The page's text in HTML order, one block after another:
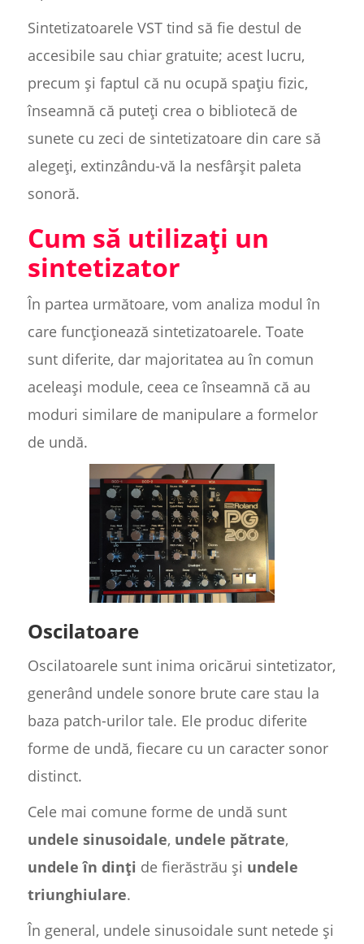
Sintetizatoarele VST tind să fie destul de
accesibile sau chiar gratuite; acest lucru,
precum și faptul că nu ocupă spațiu fizic,
înseamnă că puteți crea o bibliotecă de
sunete cu zeci de sintetizatoare din care să
alegeți, extinzându-vă la nesfârșit paleta
sonoră.
Cum să utilizați un
sintetizator
În partea următoare, vom analiza modul în
care funcționează sintetizatoarele. Toate
sunt diferite, dar majoritatea au în comun
aceleași module, ceea ce înseamnă că au
moduri similare de manipulare a formelor
de undă.
Oscilatoare
Oscilatoarele sunt inima oricărui sintetizator,
generând undele sonore brute care stau la
baza patch-urilor tale. Ele produc diferite
forme de undă, fiecare cu un caracter sonor
distinct.
Cele mai comune forme de undă sunt
undele sinusoidale, undele pătrate,
undele în dinți de fierăstrău și undele
triunghiulare.
În general, undele sinusoidale sunt netede și